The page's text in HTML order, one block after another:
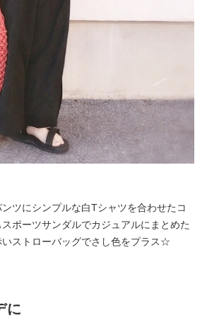
ツにシンプルな白Tシャツを合わせたコ
ポーツサンダルでカジュアルにまとめた
いストローバッグでさし色をプラス☆
に